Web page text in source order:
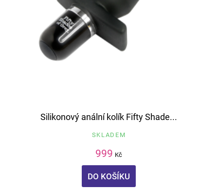
Silikonový anální kolík Fifty Shade...
SKLADEM
999 Kč
DO KOŠÍKU